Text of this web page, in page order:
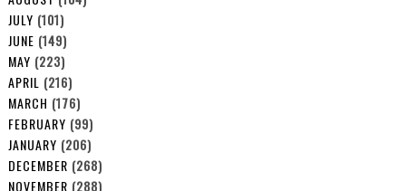
JULY (101)
JUNE (149)
MAY (223)
APRIL (216)
MARCH (176)
FEBRUARY (99)
JANUARY (206)
DECEMBER (268)
NOVEMBER (288)